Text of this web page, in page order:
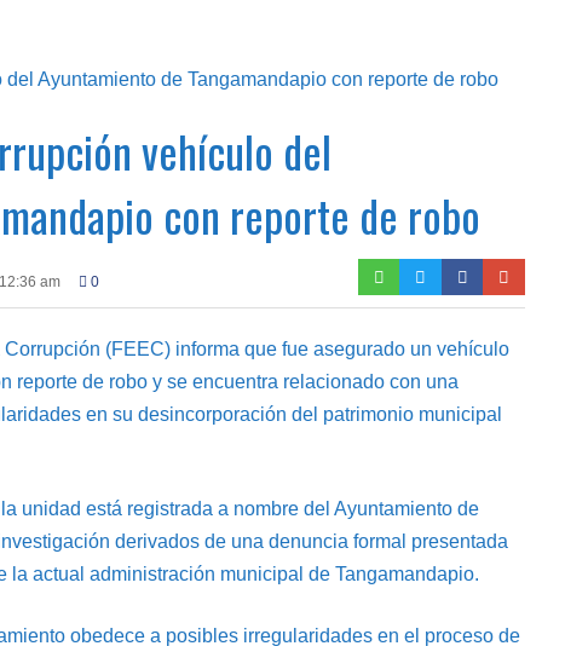
vehículo del
con reporte de robo
am 0
(FEEC) informa que fue asegurado un vehículo
reporte de robo y se encuentra relacionado con una
en su desincorporación del patrimonio municipal
unidad está registrada a nombre del Ayuntamiento de
derivados de una denuncia formal presentada
la actual administración municipal de Tangamandapio.
obedece a posibles irregularidades en el proceso de